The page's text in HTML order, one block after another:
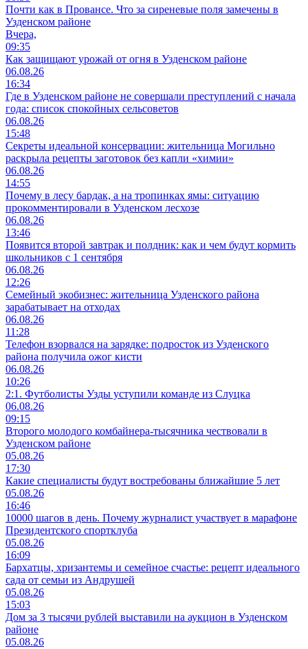
Почти как в Провансе. Что за сиреневые поля замечены в
Узденском районе
Вчера,
09:35
Как защищают урожай от огня в Узденском районе
06.08.26
16:34
Где в Узденском районе не совершали преступлений с начала
года: список спокойных сельсоветов
06.08.26
15:48
Секреты идеальной консервации: жительница Могильно
раскрыла рецепты заготовок без капли «химии»
06.08.26
14:55
Почему в лесу бардак, а на тропинках ямы: ситуацию
прокомментировали в Узденском лесхозе
06.08.26
13:46
Появится второй завтрак и полдник: как и чем будут кормить
школьников с 1 сентября
06.08.26
12:26
Семейный экобизнес: жительница Узденского района
зарабатывает на отходах
06.08.26
11:28
Телефон взорвался на зарядке: подросток из Узденского
района получила ожог кисти
06.08.26
10:26
2:1. Футболисты Узды уступили команде из Слуцка
06.08.26
09:15
Второго молодого комбайнера-тысячника чествовали в
Узденском районе
05.08.26
17:30
Какие специалисты будут востребованы ближайшие 5 лет
05.08.26
16:46
10000 шагов в день. Почему журналист участвует в марафоне
Президентского спортклуба
05.08.26
16:09
Бархатцы, хризантемы и семейное счастье: рецепт идеального
сада от семьи из Андрушей
05.08.26
15:03
Дом за 3 тысячи рублей выставили на аукцион в Узденском
районе
05.08.26